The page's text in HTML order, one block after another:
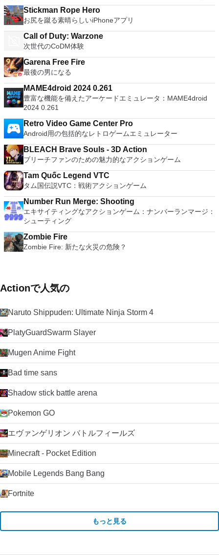
Stickman Rope Hero
お尻を蹴る素晴らしいiPhoneアプリ
Call of Duty: Warzone
次世代のCoDM体験
Garena Free Fire
最後の男になる
MAME4droid 2024 0.261
豊富な機能を備えたアーケードエミュレータ：MAME4droid
2024 0.261
Retro Video Game Center Pro
Android用の包括的なレトロゲームエミュレーター
BLEACH Brave Souls - 3D Action
ブリーチファンのための魅力的なアクションゲーム
Tam Quốc Legend VTC
タム国伝説VTC：戦術アクションゲーム
Number Run Merge: Shooting
エキサイティングなアクションゲーム：ナンバーランマージ：
シューティング
Zombie Fire
Zombie Fire: 新たな火災の危険？
Actionで人気の
Naruto Shippuden: Ultimate Ninja Storm 4
PlatyGuardSwarm Slayer
Mugen Anime Fight
Bad time sans
Shadow stick battle arena
Pokemon GO
エヴァンゲリオン バトルフィールズ
Minecraft - Pocket Edition
Mobile Legends Bang Bang
Fortnite
もっと見る